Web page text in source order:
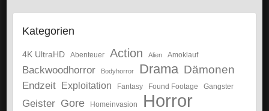
Kategorien
4K UltraHD Abenteuer Action Alien Amoklauf
Backwoodhorror Bodyhorror Drama Dämonen
Endzeit Exploitation Fantasy Found Footage Gangster
Geister Gore Homeinvasion Horror